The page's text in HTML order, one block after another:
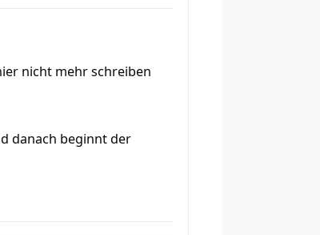
nicht mehr schreiben
danach beginnt der